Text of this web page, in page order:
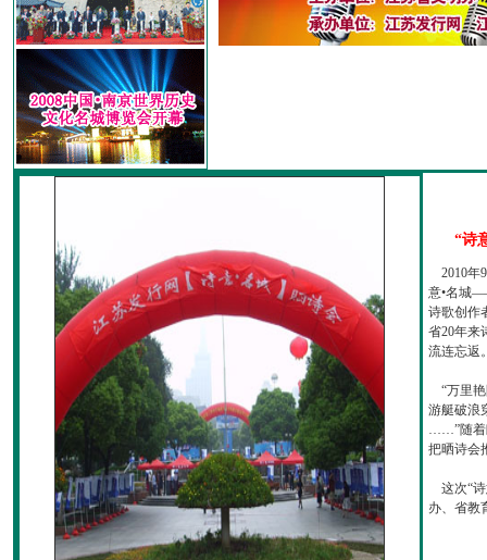
“诗
2010年
意•名城
诗歌创作
省20年来
流连忘返
“万里艳
游艇破浪
……”随着
把晒诗会
这次“诗
办、省教